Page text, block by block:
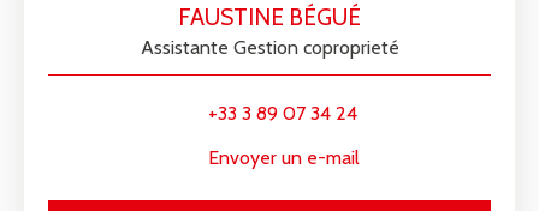
FAUSTINE BÉGUÉ
Assistante Gestion coproprieté
+33 3 89 07 34 24
Envoyer un e-mail